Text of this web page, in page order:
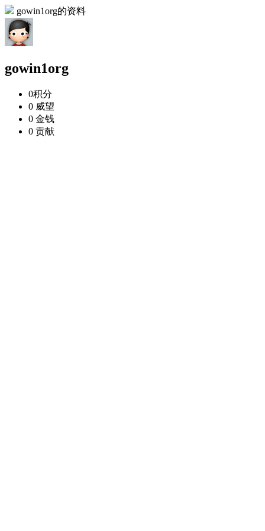
gowin1org的资料
gowin1org
0积分
0 威望
0 金钱
0 贡献